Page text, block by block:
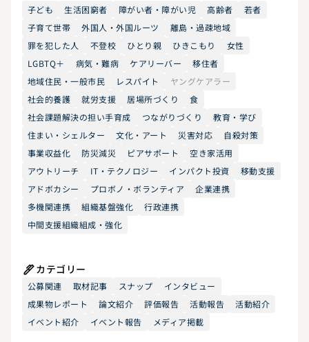
子ども 生活困窮者 障がい者・障がい児 高齢者
若者
子育て世帯
外国人・外国ルーツ
離島・過疎地域
罪を犯した人
不登校 ひとり親 ひきこもり
女性
LGBTQ＋
病気・難病 ケアリーバー
移住者
地域住民・一般市民
レスパイト
ヤングケアラー
社会的養護
就労支援 居場所づくり
食
社会課題解決の担い手育成
つながりづくり
教育・学び
住まい・シェルター
文化・アート 災害対応
自殺対策
事業収益化
防災減災 ピアサポート
空き家活用
アウトリーチ
IT・テクノロジー インパクト投資
移動支援
アドボカシー
プロボノ・ボランティア
企業連携
多機関連携
組織基盤強化
行政連携
中間支援組織組成・強化
カテゴリー
公募関連 取材記事 スナップ
インタビュー
成果物レポート
論文紹介 評価報告 活動報告
活動紹介
イベント紹介
イベント報告 メディア掲載